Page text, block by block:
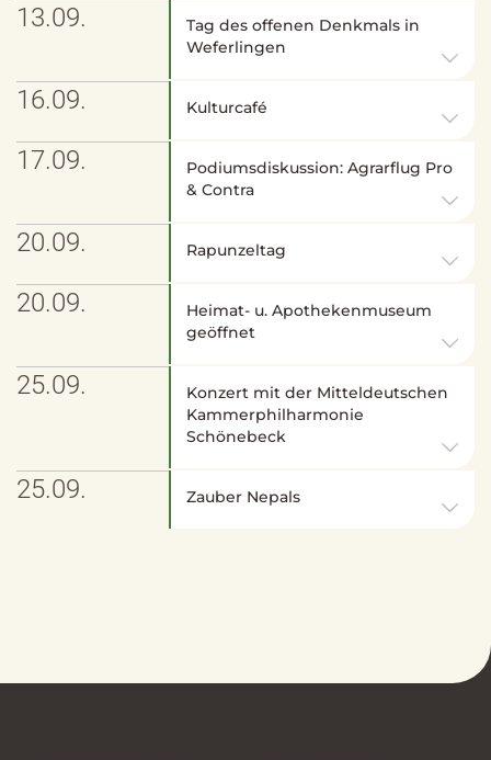
13.09.
Tag des offenen Denkmals in
Weferlingen
16.09. Kulturcafé
17.09.
Podiumsdiskussion: Agrarflug Pro
& Contra
20.09. Rapunzeltag
20.09.
Heimat- u. Apothekenmuseum
geöffnet
25.09.
Konzert mit der Mitteldeutschen
Kammerphilharmonie
Schönebeck
25.09. Zauber Nepals